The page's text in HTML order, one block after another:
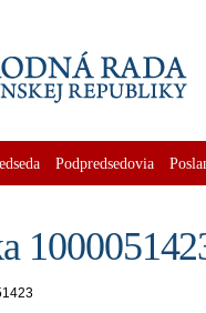
Podpredsedovia